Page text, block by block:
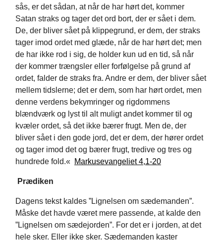
sås, er det sådan, at når de har hørt det, kommer
Satan straks og tager det ord bort, der er sået i dem.
De, der bliver sået på klippegrund, er dem, der straks
tager imod ordet med glæde, når de har hørt det; men
de har ikke rod i sig, de holder kun ud en tid, så når
der kommer trængsler eller forfølgelse på grund af
ordet, falder de straks fra. Andre er dem, der bliver sået
mellem tidslerne; det er dem, som har hørt ordet, men
denne verdens bekymringer og rigdommens
blændværk og lyst til alt muligt andet kommer til og
kvæler ordet, så det ikke bærer frugt. Men de, der
bliver sået i den gode jord, det er dem, der hører ordet
og tager imod det og bærer frugt, tredive og tres og
hundrede fold.«
Markusevangeliet 4,1-20
Prædiken
Dagens tekst kaldes ”Lignelsen om sædemanden”.
Måske det havde været mere passende, at kalde den
”Lignelsen om sædejorden”. For det er i jorden, at det
hele sker. Eller ikke sker. Sædemanden kaster